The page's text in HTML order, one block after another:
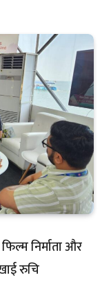
निर्माता और
रुचि